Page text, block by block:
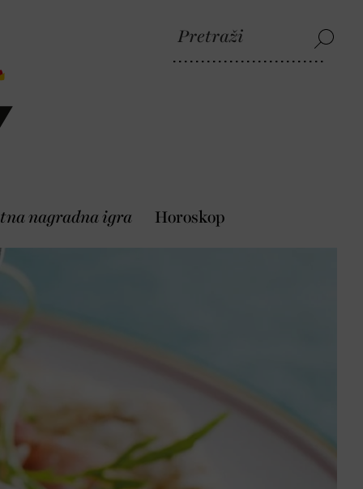
nagradna igra Horoskop